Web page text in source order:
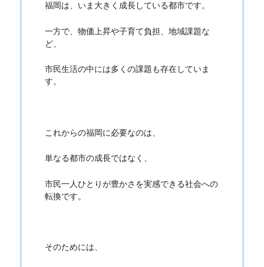
福岡は、いま大きく成長している都市です。
一方で、物価上昇や子育て負担、地域課題な
ど、
市民生活の中には多くの課題も存在していま
す。
これからの福岡に必要なのは、
単なる都市の成長ではなく、
市民一人ひとりが豊かさを実感できる社会への
転換です。
そのためには、